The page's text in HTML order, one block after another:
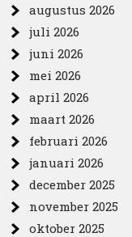
augustus 2026
juli 2026
juni 2026
mei 2026
april 2026
maart 2026
februari 2026
januari 2026
december 2025
november 2025
oktober 2025